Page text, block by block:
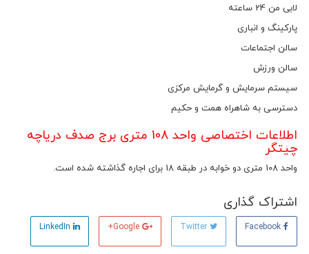
لابی من 24 ساعته
پارکینگ و انباری
سالن اجتماعات
سالن ورزش
سیستم سرمایش و گرمایش مرکزی
دسترسی به شاهراه همت و حکیم
اطلاعات اختصاصی واحد 108 متری برج صدف دریاچه
چیتگر
واحد 108 متری دو خوابه در طبقه 18 برای اجاره گذاشته شده است.
اشتراک گذاری
Twitter
Google+
LinkedIn